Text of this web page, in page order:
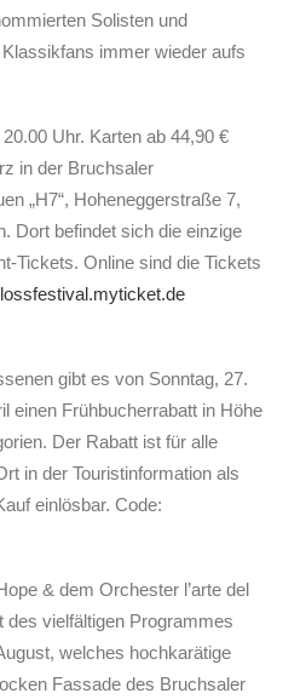
Solisten und
immer wieder aufs
Uhr. Karten ab 44,90 €
in der Bruchsaler
„H7“, Hoheneggerstraße 7,
Dort befindet sich die einzige
Tickets. Online sind die Tickets
gibt es von Sonntag, 27.
einen Frühbucherrabatt in Höhe
Der Rabatt ist für alle
in der Touristinformation als
einlösbar. Code:
& dem Orchester l’arte del
des vielfältigen Programmes
welches hochkarätige
Fassade des Bruchsaler